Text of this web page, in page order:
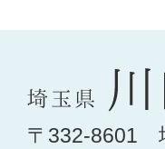
〒332-8601